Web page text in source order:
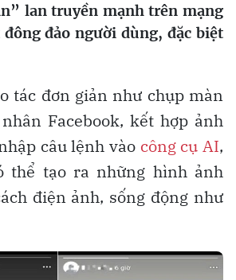
lan truyền mạnh trên mạng
đảo người dùng, đặc biệt
tác đơn giản như chụp màn
Facebook, kết hợp ảnh
câu lệnh vào công cụ AI,
thể tạo ra những hình ảnh
điện ảnh, sống động như